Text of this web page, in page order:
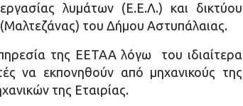
λυμάτων (Ε.Ε.Λ.) και δικτύου
του Δήμου Αστυπάλαιας.
της ΕΕΤΑΑ λόγω του ιδιαίτερα
να εκπονηθούν από μηχανικούς της
της Εταιρίας.